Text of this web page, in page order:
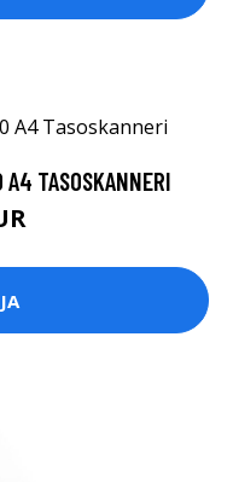
TASOSKANNERI